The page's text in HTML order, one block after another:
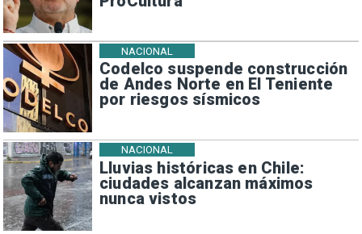
Codelco suspende construcción
de Andes Norte en El Teniente
por riesgos sísmicos
NACIONAL
Lluvias históricas en Chile:
ciudades alcanzan máximos
nunca vistos
NACIONAL